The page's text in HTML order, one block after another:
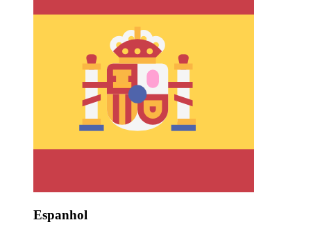
Espanhol